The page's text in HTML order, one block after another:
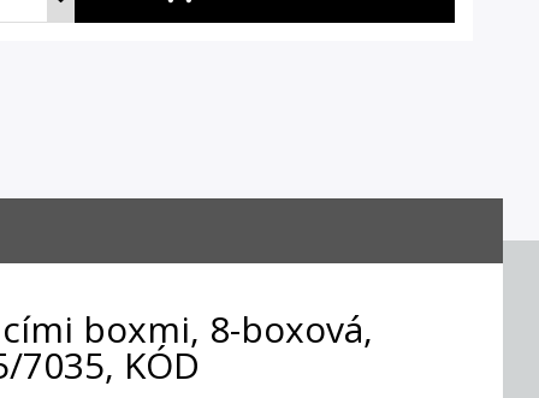
boxmi, 8-boxová,
7035, KÓD